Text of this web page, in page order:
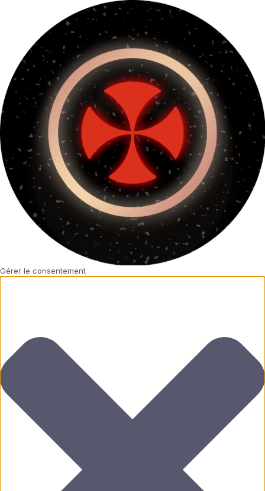
Gérer le consentement